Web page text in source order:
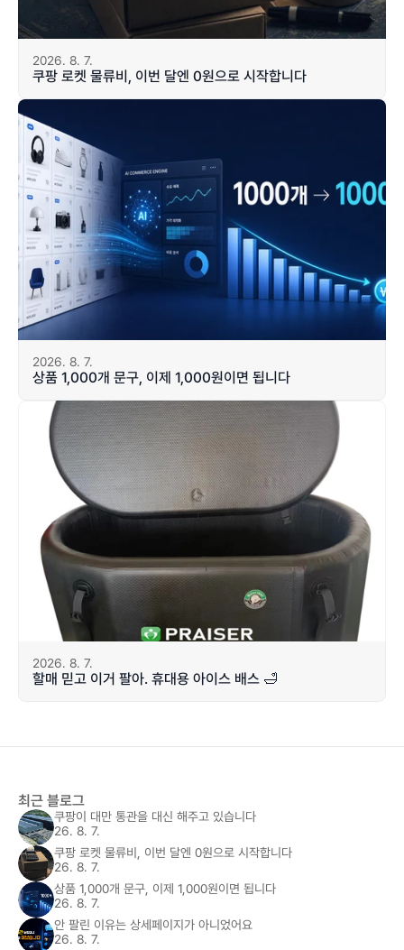
2026. 8. 7.
쿠팡 로켓 물류비, 이번 달엔 0원으로 시작합니다
2026. 8. 7.
상품 1,000개 문구, 이제 1,000원이면 됩니다
2026. 8. 7.
할매 믿고 이거 팔아. 휴대용 아이스 배스 🛁
최근 블로그
쿠팡이 대만 통관을 대신 해주고 있습니다
26. 8. 7.
쿠팡 로켓 물류비, 이번 달엔 0원으로 시작합니다
26. 8. 7.
상품 1,000개 문구, 이제 1,000원이면 됩니다
26. 8. 7.
안 팔린 이유는 상세페이지가 아니었어요
26. 8. 7.